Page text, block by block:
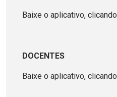
Baixe o aplicativo, clicando
DOCENTES
Baixe o aplicativo, clicando